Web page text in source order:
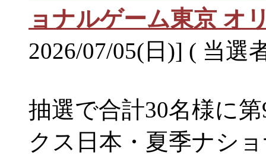
ョナルゲーム東京 オ
2026/07/05(日)] ( 当選
抽選で合計30名様に
クス日本・夏季ナシ